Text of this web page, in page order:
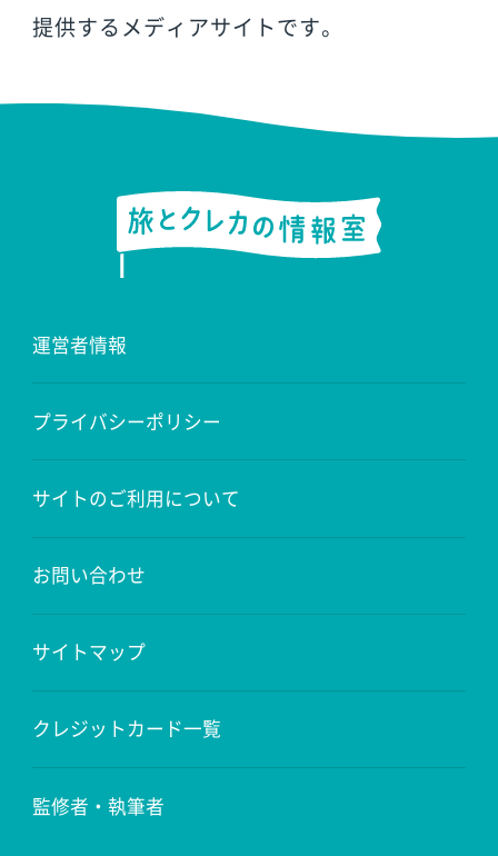
提供するメディアサイトです。
運営者情報
プライバシーポリシー
サイトのご利用について
お問い合わせ
サイトマップ
クレジットカード一覧
監修者・執筆者